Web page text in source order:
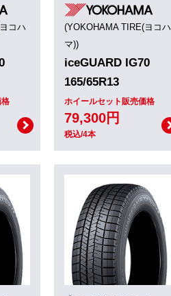
コハ
(YOKOHAMA TIRE(ヨコハ
マ))
iceGUARD IG70
165/65R13
ホイールセット販売価格
79,300円
税込/4本